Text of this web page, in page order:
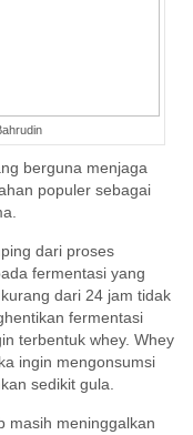
berguna menjaga
populer sebagai
dari proses
fermentasi yang
dari 24 jam tidak
fermentasi
terbentuk whey. Whey
ingin mengonsumsi
sedikit gula.
masih meninggalkan